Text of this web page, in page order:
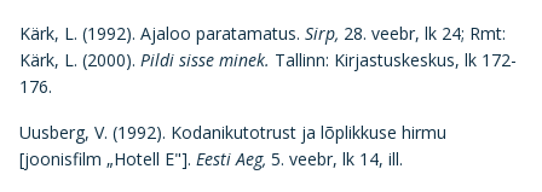
Kärk, L. (1992). Ajaloo paratamatus. Sirp, 28. veebr, lk 24; Rmt:
Kärk, L. (2000). Pildi sisse minek. Tallinn: Kirjastuskeskus, lk 172-
176.
Uusberg, V. (1992). Kodanikutotrust ja lõplikkuse hirmu
[joonisfilm „Hotell E"]. Eesti Aeg, 5. veebr, lk 14, ill.